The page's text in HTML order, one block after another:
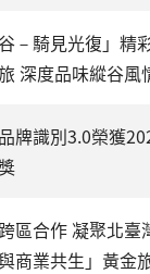
谷－騎見光復」精
深度品味縱谷風
牌識別3.0榮獲
區合作 凝聚北臺
商業共生」黃金